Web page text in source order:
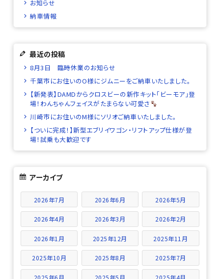
お知らせ
納車情報
最近の投稿
8月3日 臨時休業のお知らせ
千葉市にお住いのO様にジムニーをご納車いたしました。
【新発表】DAMDからクロスビーの新作キット「ビーモア」登
場！わんちゃんフェイスがたまらない可愛さ
川崎市にお住いのM様にソリオご納車いたしました。
【ついに完成！】新型エブリイワゴン・リフトアップ仕様が登
場！試乗も大歓迎です
アーカイブ
2026年7月 2026年6月 2026年5月
2026年4月 2026年3月 2026年2月
2026年1月 2025年12月 2025年11月
2025年10月 2025年8月 2025年7月
2025年6月 2025年5月 2025年4月